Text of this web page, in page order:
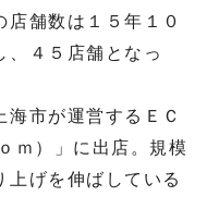
店舗数は１５年１０
、４５店舗となっ
市が運営するＥＣ
ｍ）」に出店。規模
上げを伸ばしている